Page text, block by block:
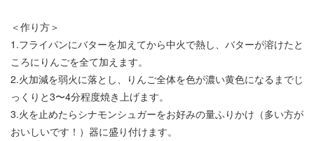
＜作り方＞
1.フライパンにバターを加えてから中火で熱し、バターが溶けたと
ころにりんごを全て加えます。
2.火加減を弱火に落とし、りんご全体を色が濃い黄色になるまでじ
っくりと3〜4分程度焼き上げます。
3.火を止めたらシナモンシュガーをお好みの量ふりかけ（多い方が
おいしいです！）器に盛り付けます。